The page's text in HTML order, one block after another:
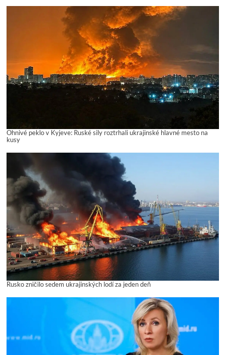
Ohnivé peklo v Kyjeve: Ruské sily roztrhali ukrajinské hlavné mesto na
kusy
Rusko zničilo sedem ukrajinských lodí za jeden deň